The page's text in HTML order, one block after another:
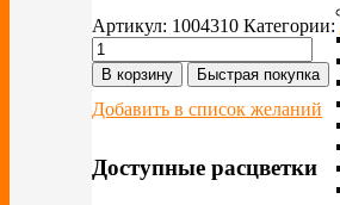
Артикул: 1004310 Категории:
В корзину Быстрая покупка
Добавить в список желаний
Доступные расцветки